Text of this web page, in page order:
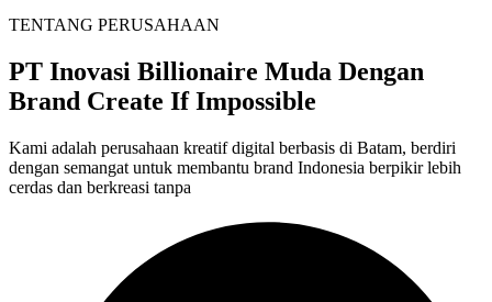
TENTANG PERUSAHAAN
PT Inovasi Billionaire Muda Dengan
Brand Create If Impossible
Kami adalah perusahaan kreatif digital berbasis di Batam, berdiri
dengan semangat untuk membantu brand Indonesia berpikir lebih
cerdas dan berkreasi tanpa